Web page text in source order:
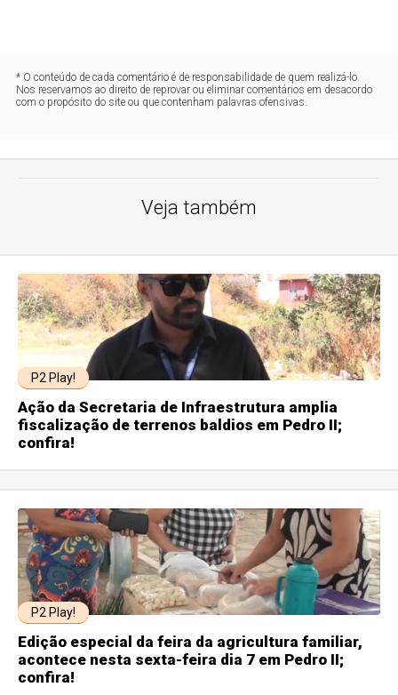
* O conteúdo de cada comentário é de responsabilidade de quem realizá-lo.
Nos reservamos ao direito de reprovar ou eliminar comentários em desacordo
com o propósito do site ou que contenham palavras ofensivas.
Veja também
P2 Play!
Ação da Secretaria de Infraestrutura amplia
fiscalização de terrenos baldios em Pedro II;
confira!
P2 Play!
Edição especial da feira da agricultura familiar,
acontece nesta sexta-feira dia 7 em Pedro II;
confira!